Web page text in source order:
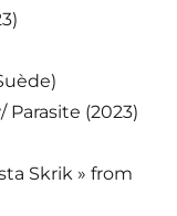
Parasite (2023)
Skrik » from